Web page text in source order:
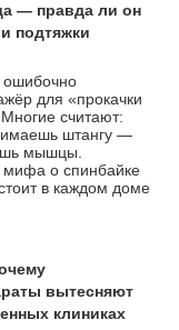
— правда ли он
подтяжки
ошибочно
для «прокачки
считают:
штангу —
мышцы.
мифа о спинбайке
в каждом доме
вытесняют
клиниках